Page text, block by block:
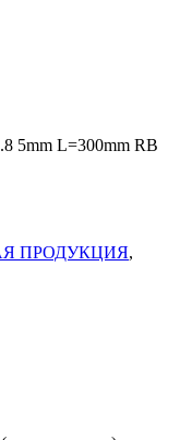
5mm L=300mm RB
ПРОДУКЦИЯ,